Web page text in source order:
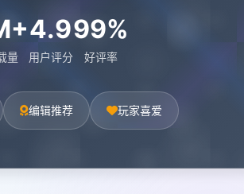
量
4.9
用户评分
99%
好评率
编辑推荐 玩家喜爱